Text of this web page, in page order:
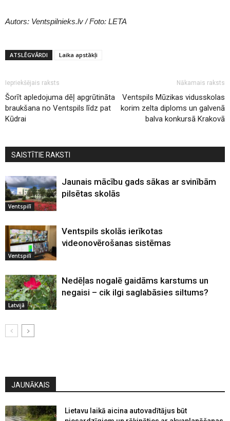
Autors: Ventspilnieks.lv / Foto: LETA
ATSLĒGVĀRDI Laika apstākļi
Iepriekšējais raksts
Šorīt apledojuma dēļ apgrūtināta
braukšana no Ventspils līdz pat
Kūdrai
Nākamais raksts
Ventspils Mūzikas vidusskolas
korim zelta diploms un galvenā
balva konkursā Krakovā
SAISTĪTIE RAKSTI
Ventspilī
Jaunais mācību gads sākas ar svinībām
pilsētas skolās
Ventspilī
Ventspils skolās ierīkotas
videonovērošanas sistēmas
Latvijā
Nedēļas nogalē gaidāms karstums un
negaisi – cik ilgi saglabāsies siltums?
JAUNĀKAIS
Lietavu laikā aicina autovadītājus būt